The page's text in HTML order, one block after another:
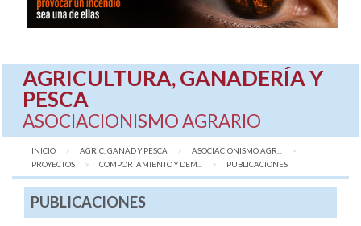
AGRICULTURA, GANADERÍA Y
PESCA
ASOCIACIONISMO AGRARIO
INICIO AGRIC, GANAD Y PESCA
ASOCIACIONISMO AGR...
PROYECTOS
COMPORTAMIENTO Y DEM... AQUÍ:
PUBLICACIONES
PUBLICACIONES